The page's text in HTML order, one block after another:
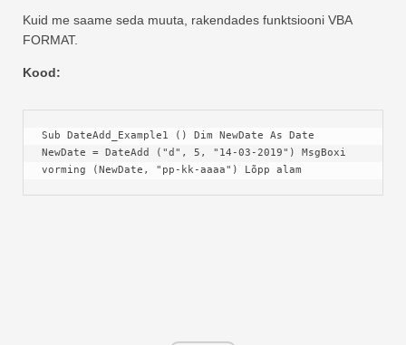
Kuid me saame seda muuta, rakendades funktsiooni VBA
FORMAT.
Kood:
Sub DateAdd_Example1 () Dim NewDate As Date
NewDate = DateAdd ("d", 5, "14-03-2019") MsgBoxi
vorming (NewDate, "pp-kk-aaaa") Lõpp alam